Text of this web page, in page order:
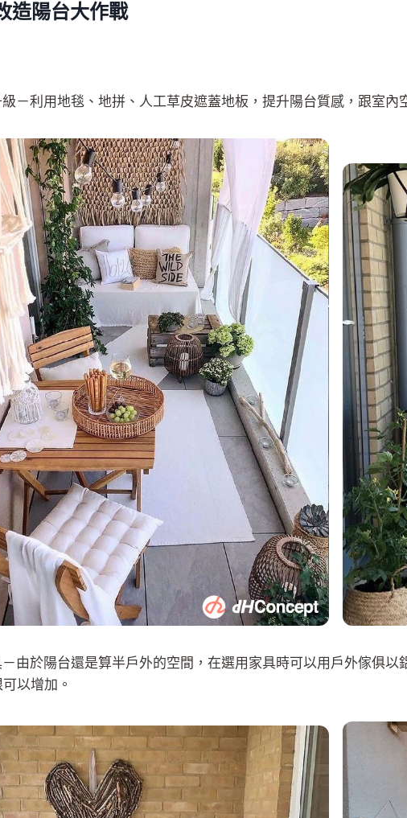
造陽台大作戰
－利用地毯、地拼、人工草皮遮蓋地板，提升陽台質感，跟室內
由於陽台還是算半戶外的空間，在選用家具時可以用戶外傢俱
以增加。